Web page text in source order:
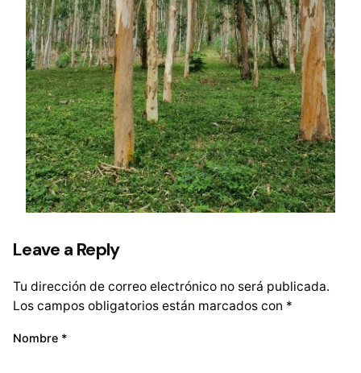
Leave a Reply
Tu dirección de correo electrónico no será publicada.
Los campos obligatorios están marcados con *
Nombre *